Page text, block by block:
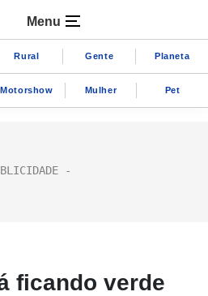
Menu
Rural Gente Planeta
Motorshow Mulher Pet
ficando verde